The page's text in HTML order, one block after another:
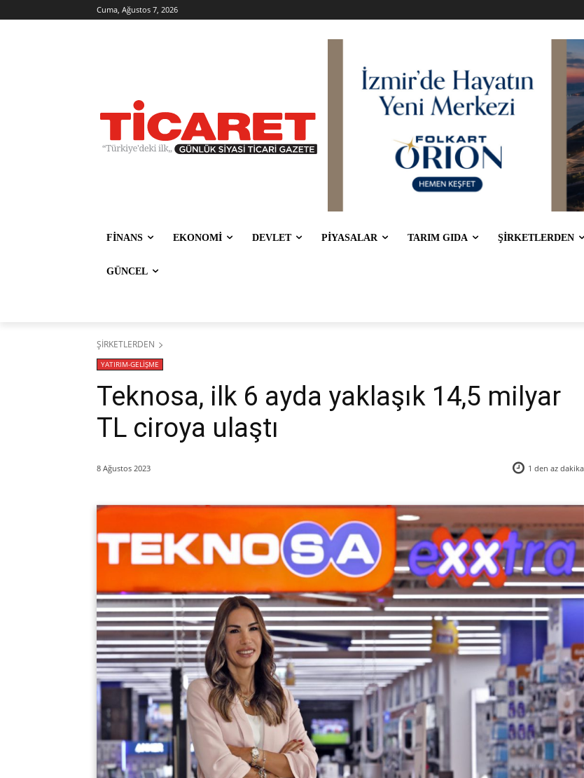
Cuma, Ağustos 7, 2026
FİNANS EKONOMİ DEVLET PİYASALAR TARIM GIDA ŞİRKETLERDEN
GÜNCEL
ŞİRKETLERDEN
YATIRIM-GELİŞME
Teknosa, ilk 6 ayda yaklaşık 14,5 milyar
TL ciroya ulaştı
8 Ağustos 2023 1 den az dakika